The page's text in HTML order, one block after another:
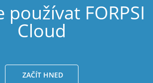
používat FORPSI
Cloud
ZAČÍT HNED